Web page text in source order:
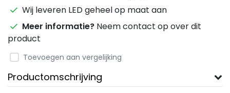
Wij leveren LED geheel op maat aan
Meer informatie? Neem contact op over dit
product
Toevoegen aan vergelijking
Productomschrijving